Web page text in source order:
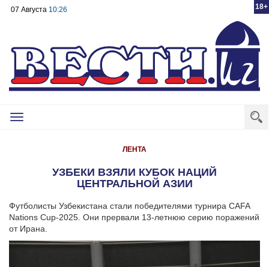
18+
07 Августа 10:26
Toggle
ЛЕНТА
УЗБЕКИ ВЗЯЛИ КУБОК НАЦИЙ
ЦЕНТРАЛЬНОЙ АЗИИ
Футболисты Узбекистана стали победителями турнира CAFA
Nations Cup-2025. Они прервали 13-летнюю серию поражений
от Ирана.